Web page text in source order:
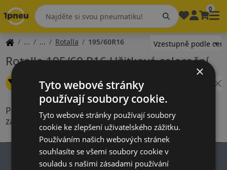
0
Rotalla 195/60R16
Rotalla 195/60 R16 Užitkové celoroční
Změnit filtr Šířka: 195 Výška: 60
Produkty splňující kritéria vyhledávání nejsou
zahrnuty v naší nabídce
×
Tyto webové stránky
používají soubory cookie.
Tyto webové stránky používají soubory
cookie ke zlepšení uživatelského zážitku.
Používáním našich webových stránek
souhlasíte se všemi soubory cookie v
souladu s našimi zásadami používání